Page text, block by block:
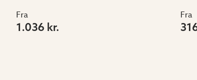
Fra
1.036 kr.
Fra